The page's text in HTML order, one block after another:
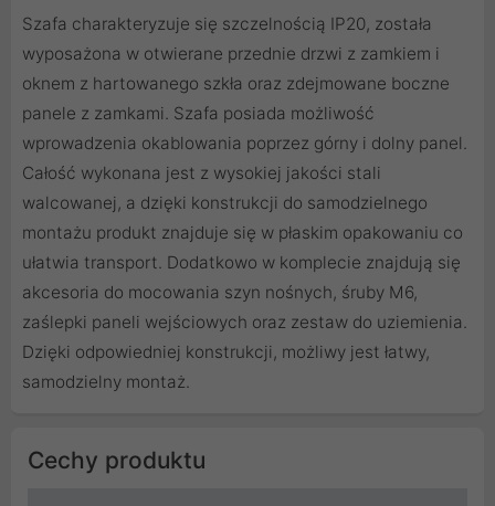
Szafa charakteryzuje się szczelnością IP20, została
wyposażona w otwierane przednie drzwi z zamkiem i
oknem z hartowanego szkła oraz zdejmowane boczne
panele z zamkami. Szafa posiada możliwość
wprowadzenia okablowania poprzez górny i dolny panel.
Całość wykonana jest z wysokiej jakości stali
walcowanej, a dzięki konstrukcji do samodzielnego
montażu produkt znajduje się w płaskim opakowaniu co
ułatwia transport. Dodatkowo w komplecie znajdują się
akcesoria do mocowania szyn nośnych, śruby M6,
zaślepki paneli wejściowych oraz zestaw do uziemienia.
Dzięki odpowiedniej konstrukcji, możliwy jest łatwy,
samodzielny montaż.
Cechy produktu